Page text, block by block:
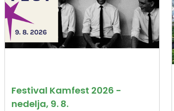
Festival Kamfest 2026 -
nedelja, 9. 8.